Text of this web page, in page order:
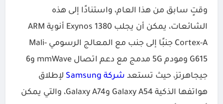
وقتٍ سابق من هذا العام، واستنادًا إلى هذه
الشائعات، يمكن أن يجلب Exynos 1380 أنوية ARM
Cortex-A جنبًا إلى جنب مع المعالج الرسومي Mali-
G615 ومودم 5G مدمج مع دعم اتصال mmWave و6
جيجاهرتز، حيث تستعد شركة Samsung
لإطلاق
هواتفها الذكية Galaxy A54 وGalaxy A74، والتي يمكن